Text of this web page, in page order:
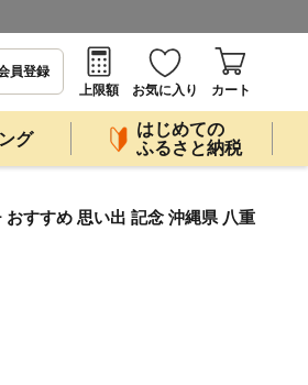
員登録
上限額
お気に入り カート
グ
はじめての
ふるさと納税
すすめ 思い出 記念 沖縄県 八重